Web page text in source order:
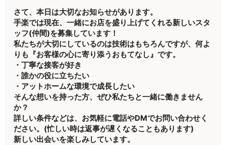
さて、本日は大切なお知らせがあります。
手楽では現在、一緒にお店を盛り上げてくれる新しいスタ
ッフ(仲間)を募集しています！
私たちが大切にしているのは技術はもちろんですが、何よ
りも『お客様の心に寄り添うおもてなし』です。
・丁寧な接客が好き
・誰かの役に立ちたい
・アットホームな環境で成長したい
そんな想いを持った方、ぜひ私たちと一緒に働きません
か？
詳しい条件などは、お気軽に電話やDMでお問い合わせく
ださい。(忙しい時は返事が遅くなることもあります)
新しい出会いを楽しみしています。